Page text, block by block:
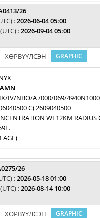
26
:2026-06-04 05:00
:2026-09-04 05:00
ХӨРВҮҮЛСЭН GRAPHIC
IV/NBO/A /000/069/
C) 2609040500
WI 12KM RADIUS
AGL)
26
:2026-05-18 01:00
:2026-08-14 10:00
ХӨРВҮҮЛСЭН GRAPHIC